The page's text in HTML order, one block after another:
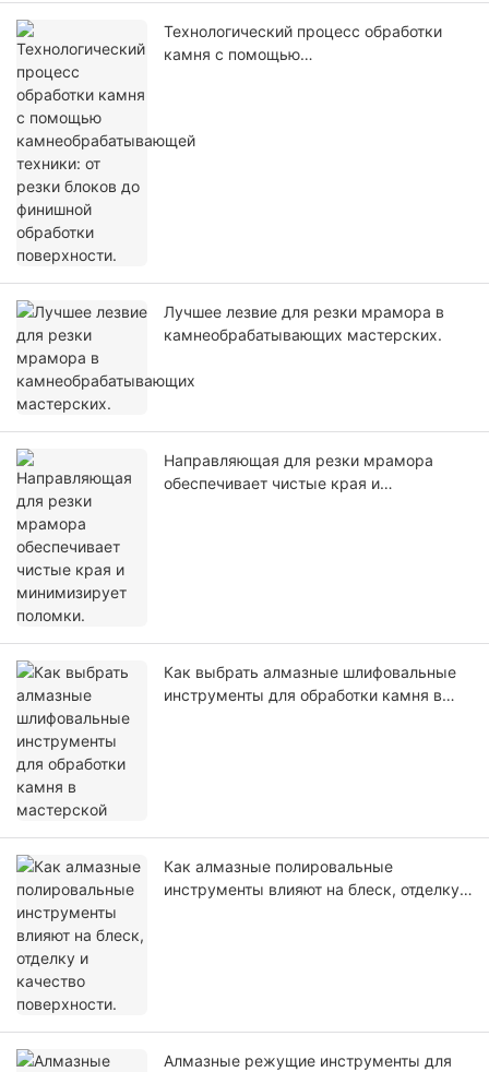
Технологический процесс обработки
камня с помощью
Лучшее лезвие для резки мрамора в
камнеобрабатывающих мастерских.
Направляющая для резки мрамора
обеспечивает чистые края и
Как выбрать алмазные шлифовальные
инструменты для обработки камня в
Как алмазные полировальные
инструменты влияют на блеск, отделку и
Алмазные режущие инструменты для